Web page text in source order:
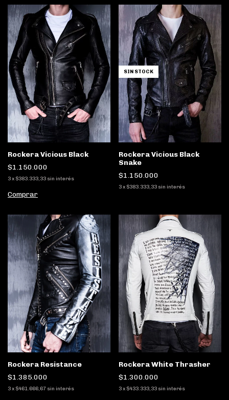
Rockera Vicious Black
$1.150.000
3x $383.333,33 sin interés
Comprar
SIN STOCK
Rockera Vicious Black
Snake
$1.150.000
3 x $383.333,33 sin interés
Rockera Resistance
$1.385.000
3x $461.666,67 sin interés
Rockera White Thrasher
$1.300.000
3 x $433.333,33 sin interés